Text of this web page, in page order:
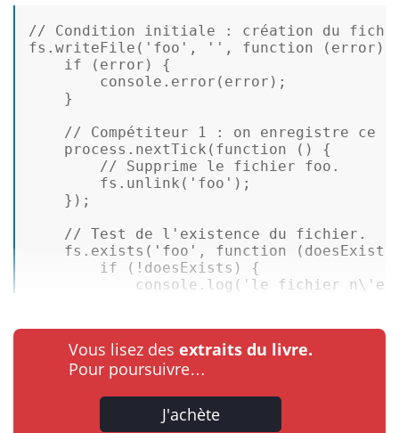
// Condition initiale : création du
fs. writeFile ( 'foo' , '' , function ( error )
if (error) {
console . error (error);
}
// Compétiteur 1 : on enregistre ce
process. nextTick ( function ( ) {
// Supprime le fichier foo.
fs. unlink ( 'foo' );
});
// Test de l'existence du fichier.
fs. exists ( 'foo' , function ( doesExists
if (!doesExists) {
console . log ( 'le fichier
Vous lisez des extraits du livre.
Pour poursuivre…
J'achète